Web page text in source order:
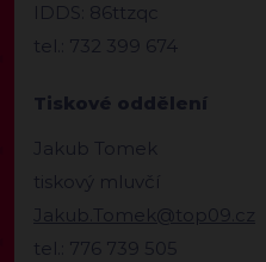
IDDS: 86ttzqc
tel.: 732 399 674
Tiskové oddělení
Jakub Tomek
tiskový mluvčí
Jakub.Tomek@top09.cz
tel.: 776 739 505